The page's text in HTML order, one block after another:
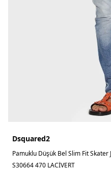
Dsquared2
Pamuklu Düşük Bel Slim Fit
S30664 470 LACİVERT